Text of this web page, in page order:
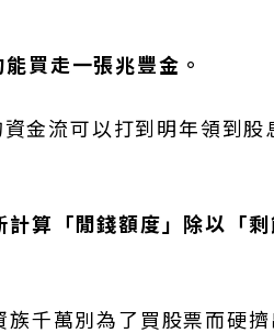
買走一張兆豐金。
金流可以打到明年領到股
算「閒錢額度」除以「剩
千萬別為了買股票而硬